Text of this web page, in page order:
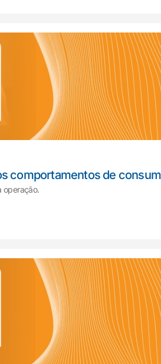
comportamentos de
operação.